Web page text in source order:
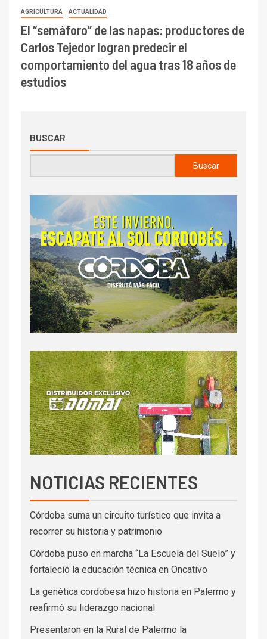
AGRICULTURA ACTUALIDAD
El “semáforo” de las napas: productores de
Carlos Tejedor logran predecir el
comportamiento del agua tras 18 años de
estudios
BUSCAR
Buscar
NOTICIAS RECIENTES
Córdoba suma un circuito turístico que invita a
recorrer su historia y patrimonio
Córdoba puso en marcha “La Escuela del Suelo” y
fortaleció la educación técnica en Oncativo
La genética cordobesa hizo historia en Palermo y
reafirmó su liderazgo nacional
Presentaron en la Rural de Palermo la